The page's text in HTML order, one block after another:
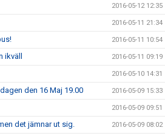
2016-05-12 12:35
2016-05-11 21:34
2016-05-11 10:54
ikväll 2016-05-11 09:19
2016-05-10 14:31
den 16 Maj 19.00 2016-05-09 15:33
2016-05-09 09:51
det jämnar ut sig. 2016-05-09 08:02